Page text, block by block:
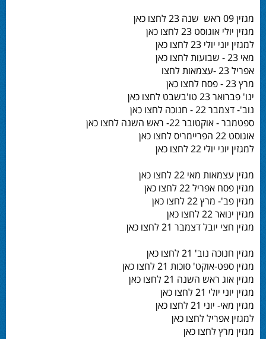
מגזין 09 ראש שנה 23 לחצו כאן
מגזין יולי אוגוסט 23 לחצו כאן
למגזין יוני יולי 23 לחצו כאן
מאי 23 - שבועות לחצו כאן
אפריל 23 -עצמאות לחצו
מרץ 23 - פסח לחצו כאן
ינו' פברואר 23 טו'בשבט לחצו כאן
נוב'- דצמבר 22 - חנוכה לחצו כאן
ספטמבר - אוקטובר 22- ראש השנה לחצו כאן
אוגוסט 22 הפריימריס לחצו כאן
למגזין יוני יולי 22 לחצו כאן
מגזין עצמאות מאי 22 לחצו כאן
מגזין פסח אפריל 22 לחצו כאן
מגזין פב'- מרץ 22 לחצו כאן
מגזין ינואר 22 לחצו כאן
מגזין חצי יובל דצמבר 21 לחצו כאן
מגזין חנוכה נוב' 21 לחצו כאן
מגזין ספט-אוקט' סוכות 21 לחצו כאן
מגזין אוג ראש השנה 21 לחצו כאן
מגזין יוני יולי 21 לחצו כאן
מגזין מאי- יוני 21 לחצו כאן
למגזין אפריל לחצו כאן
מגזין מרץ לחצו כאן